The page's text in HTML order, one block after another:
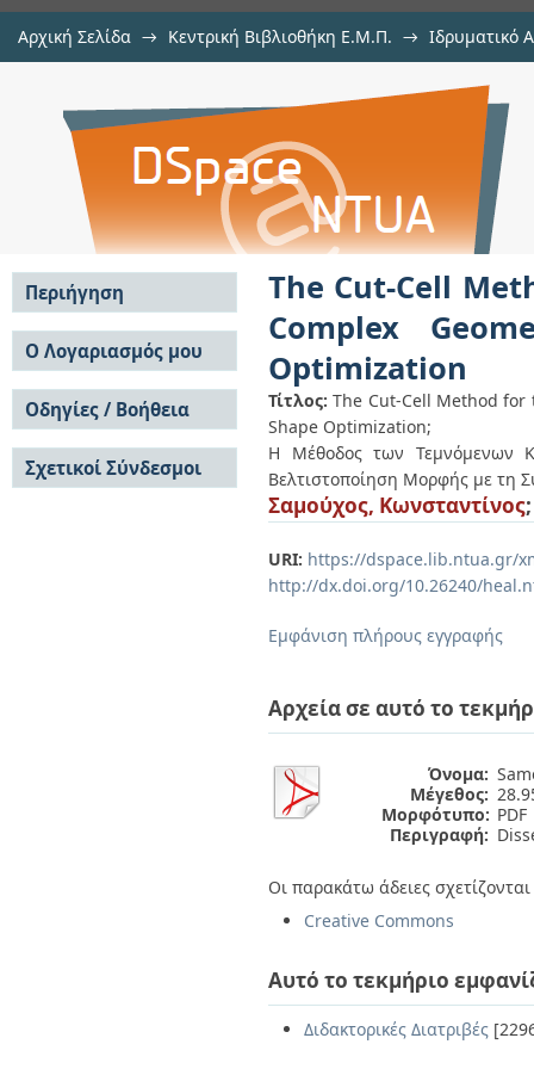
Αρχική Σελίδα → Κεντρική Βιβλιοθήκη Ε.Μ.Π. → Ιδρυματικό
The Cut-Cell Method for the
Geometries and the Adjoint-
The Cut-Cell
Complex
Optimization
Τίτλος: The Cut-Cell Method for
Shape Optimization;
Η Μέθοδος των Τεμνόμενων
Βελτιστοποίηση Μορφής με τη
Σαμούχος, Κωνσταντίνος
URI: https://dspace.lib.ntua.gr/
http://dx.doi.org/10.26240/
Εμφάνιση πλήρους εγγραφής
Αρχεία σε αυτό το
Όνομα:
Μέγεθος:
Μορφότυπο: PDF
Περιγραφή:
Οι παρακάτω άδειες
Creative Commons
Αυτό το τεκμήριο
Διδακτορικές Διατριβές
Περιήγηση
Σε όλο το DSpace
Κοινότητες & Συλλογές
Ανά Ημερομηνία
Έκδοσης
Συγγραφείς
Τίτλοι
Θέματα
Ο Λογαριασμός μου
Σύνδεση
Εγγραφή
Οδηγίες / Βοήθεια
Οδηγίες Υποβολής
Οδηγίες Χρήσης ΙΑ
Συχνές Ερωτήσεις
Σχετικοί Σύνδεσμοι